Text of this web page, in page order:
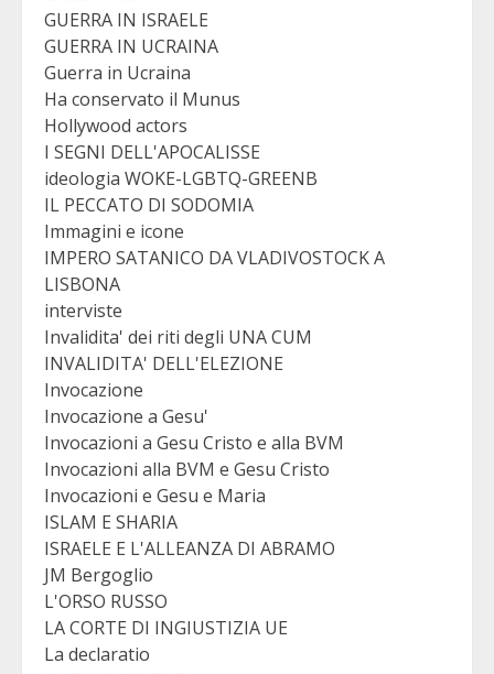
GUERRA IN ISRAELE
GUERRA IN UCRAINA
Guerra in Ucraina
Ha conservato il Munus
Hollywood actors
I SEGNI DELL'APOCALISSE
ideologia WOKE-LGBTQ-GREENB
IL PECCATO DI SODOMIA
Immagini e icone
IMPERO SATANICO DA VLADIVOSTOCK A
LISBONA
interviste
Invalidita' dei riti degli UNA CUM
INVALIDITA' DELL'ELEZIONE
Invocazione
Invocazione a Gesu'
Invocazioni a Gesu Cristo e alla BVM
Invocazioni alla BVM e Gesu Cristo
Invocazioni e Gesu e Maria
ISLAM E SHARIA
ISRAELE E L'ALLEANZA DI ABRAMO
JM Bergoglio
L'ORSO RUSSO
LA CORTE DI INGIUSTIZIA UE
La declaratio